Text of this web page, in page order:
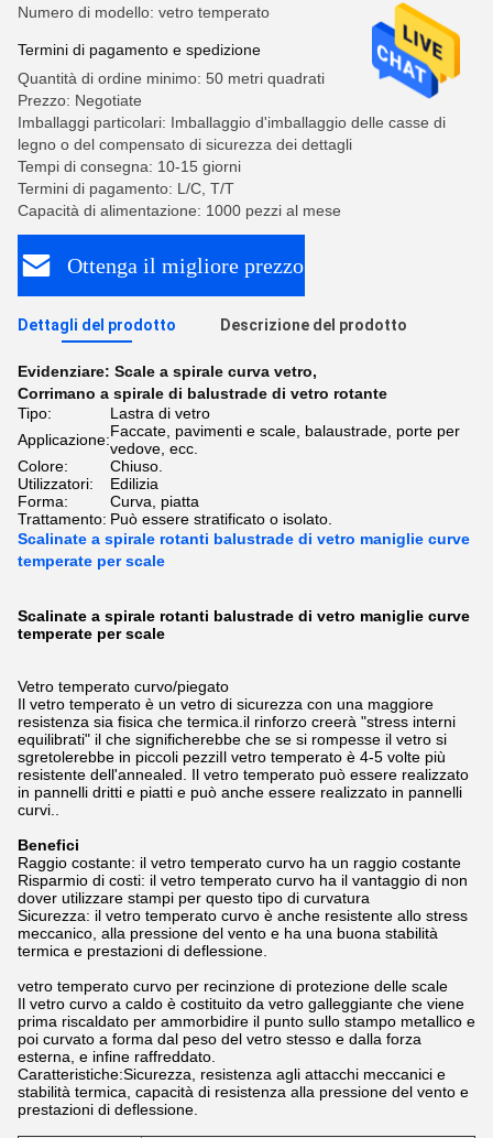
Numero di modello: vetro temperato
Termini di pagamento e spedizione
Quantità di ordine minimo: 50 metri quadrati
Prezzo: Negotiate
Imballaggi particolari: Imballaggio d'imballaggio delle casse di
legno o del compensato di sicurezza dei dettagli
Tempi di consegna: 10-15 giorni
Termini di pagamento: L/C, T/T
Capacità di alimentazione: 1000 pezzi al mese
Ottenga il migliore prezzo
Dettagli del prodotto Descrizione del prodotto
Evidenziare: Scale a spirale curva vetro,
Corrimano a spirale di balustrade di vetro rotante
Tipo:
Lastra di vetro
Applicazione:Faccate, pavimenti e scale, balaustrade, porte per
vedove, ecc.
Colore:
Chiuso.
Utilizzatori:
Edilizia
Forma:
Curva, piatta
Trattamento: Può essere stratificato o isolato.
Scalinate a spirale rotanti balustrade di vetro maniglie curve
temperate per scale
Scalinate a spirale rotanti balustrade di vetro maniglie curve
temperate per scale
Vetro temperato curvo/piegato
Il vetro temperato è un vetro di sicurezza con una maggiore
resistenza sia fisica che termica.il rinforzo creerà "stress interni
equilibrati" il che significherebbe che se si rompesse il vetro si
sgretolerebbe in piccoli pezziIl vetro temperato è 4-5 volte più
resistente dell'annealed. Il vetro temperato può essere realizzato
in pannelli dritti e piatti e può anche essere realizzato in pannelli
curvi..
Benefici
Raggio costante: il vetro temperato curvo ha un raggio costante
Risparmio di costi: il vetro temperato curvo ha il vantaggio di non
dover utilizzare stampi per questo tipo di curvatura
Sicurezza: il vetro temperato curvo è anche resistente allo stress
meccanico, alla pressione del vento e ha una buona stabilità
termica e prestazioni di deflessione.
vetro temperato curvo per recinzione di protezione delle scale
Il vetro curvo a caldo è costituito da vetro galleggiante che viene
prima riscaldato per ammorbidire il punto sullo stampo metallico e
poi curvato a forma dal peso del vetro stesso e dalla forza
esterna, e infine raffreddato.
Caratteristiche:Sicurezza, resistenza agli attacchi meccanici e
stabilità termica, capacità di resistenza alla pressione del vento e
prestazioni di deflessione.